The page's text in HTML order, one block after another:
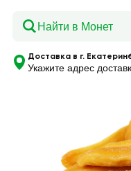
Доставка в г.
Укажите адрес